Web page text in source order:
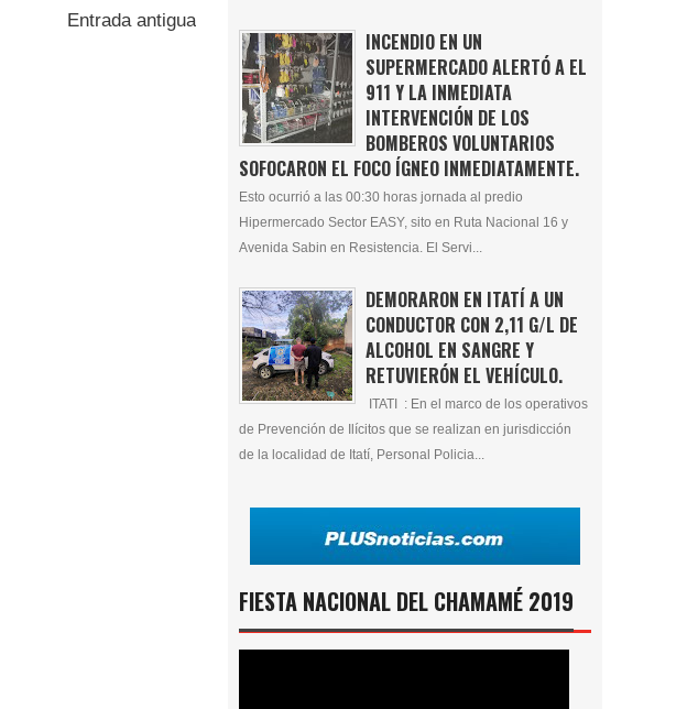
Entrada antigua
INCENDIO EN UN
SUPERMERCADO ALERTÓ A EL
911 Y LA INMEDIATA
INTERVENCIÓN DE LOS
BOMBEROS VOLUNTARIOS
SOFOCARON EL FOCO ÍGNEO INMEDIATAMENTE.
Esto ocurrió a las 00:30 horas jornada al predio
Hipermercado Sector EASY, sito en Ruta Nacional 16 y
Avenida Sabin en Resistencia. El Servi...
DEMORARON EN ITATÍ A UN
CONDUCTOR CON 2,11 G/L DE
ALCOHOL EN SANGRE Y
RETUVIERÓN EL VEHÍCULO.
ITATI : En el marco de los operativos
de Prevención de Ilícitos que se realizan en jurisdicción
de la localidad de Itatí, Personal Policia...
FIESTA NACIONAL DEL CHAMAMÉ 2019